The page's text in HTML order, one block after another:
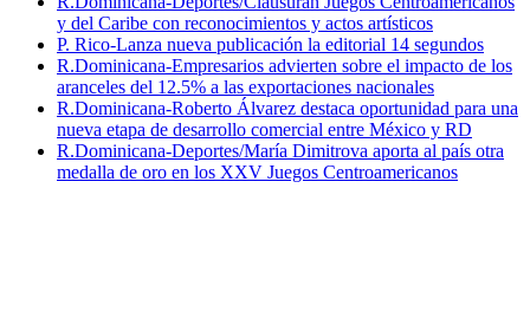
y del Caribe con reconocimientos y actos artísticos
P. Rico-Lanza nueva publicación la editorial 14 segundos
R.Dominicana-Empresarios advierten sobre el impacto de los
aranceles del 12.5% a las exportaciones nacionales
R.Dominicana-Roberto Álvarez destaca oportunidad para una
nueva etapa de desarrollo comercial entre México y RD
R.Dominicana-Deportes/María Dimitrova aporta al país otra
medalla de oro en los XXV Juegos Centroamericanos